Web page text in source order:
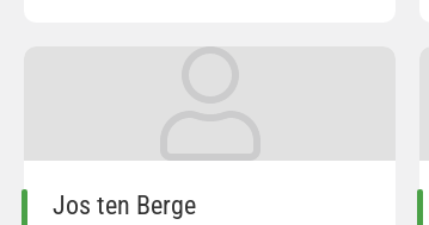
Jos ten Berge